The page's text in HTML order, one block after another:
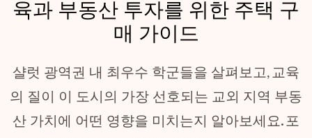
육과 부동산 투자를 위한 주택 구
매 가이드
샬럿 광역권 내 최우수 학군들을 살펴보고, 교육
의 질이 이 도시의 가장 선호되는 교외 지역 부동
산 가치에 어떤 영향을 미치는지 알아보세요. 포